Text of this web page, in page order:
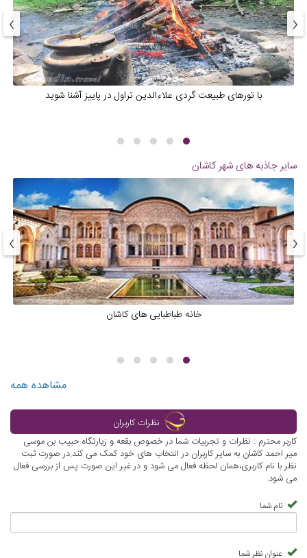
با تورهای طبیعت گردی علاءالدین تراول در پاییز آشنا شوید
‹
›
سایر جاذبه های شهرکاشان
خانه طباطبایی های کاشان
‹
›
مشاهده همه
نظرات کاربران
کاربر محترم : نظرات و تجربیات شما در خصوص بقعه و زیارتگاه حبیب بن موسی
میر احمد کاشان به سایر کاربران در انتخاب های خود کمک می کند.در صورت ثبت
نظر با نام کاربری،همان لحظه فعال می شود و در غیر این صورت پس از بررسی فعال
می شود.
نام شما
عنوان نظر شما